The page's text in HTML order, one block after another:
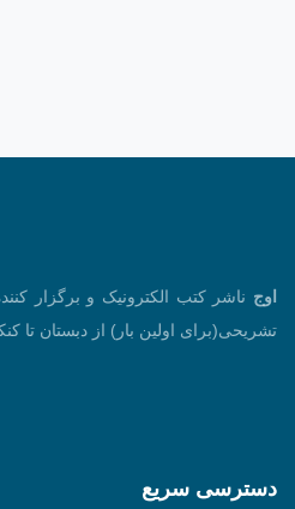
اوج ناشر کتب الکترونیک و برگزار
تشریحی(برای اولین بار) از دبستان تا
دسترسی سریع